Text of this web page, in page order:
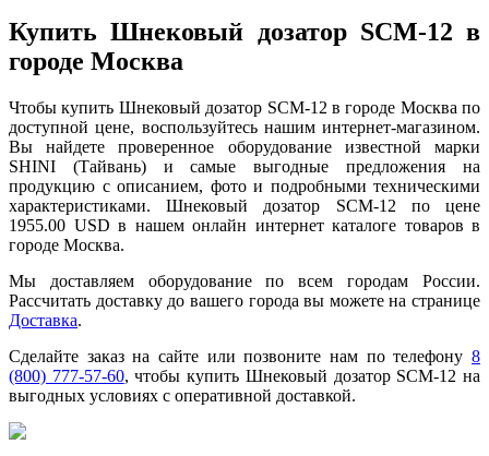
Купить Шнековый дозатор SCM-12 в
городе Москва
Чтобы купить Шнековый дозатор SCM-12 в городе Москва по
доступной цене, воспользуйтесь нашим интернет-магазином.
Вы найдете проверенное оборудование известной марки
SHINI (Тайвань) и самые выгодные предложения на
продукцию с описанием, фото и подробными техническими
характеристиками. Шнековый дозатор SCM-12 по цене
1955.00 USD в нашем онлайн интернет каталоге товаров в
городе Москва.
Мы доставляем оборудование по всем городам России.
Рассчитать доставку до вашего города вы можете на странице
Доставка.
Сделайте заказ на сайте или позвоните нам по телефону 8
(800) 777-57-60, чтобы купить Шнековый дозатор SCM-12 на
выгодных условиях с оперативной доставкой.